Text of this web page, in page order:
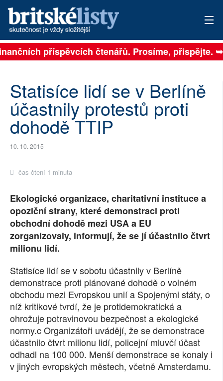
PŘIHLÁSIT
ARCHIV
ROZHOVORY
TÉMATA
PŘÍSPĚVKY NA PROVOZ
SOCIÁLNÍ SÍTĚ
PLNÁ VERZE STRÁNEK
finančních příspěvcích čtenářů. Prosíme,
Statisíce lidí se v Berlíně
účastnily protestů proti
dohodě TTIP
10. 10. 2015
čas čtení 1 minuta
Ekologické organizace, charitativní instituce a
opoziční strany, které demonstraci proti
obchodní dohodě mezi USA a EU
zorganizovaly, informují, že se jí účastnilo čtvrt
milionu lidí.
Statisíce lidí se v sobotu účastnily v Berlíně
demonstrace proti plánované dohodě o volném
obchodu mezi Evropskou unií a Spojenými státy, o
níž kritikové tvrdí, že je protidemokratická a
ohrožuje potravinovou bezpečnost a ekologické
normy.c Organizátoři uvádějí, že se demonstrace
účastnilo čtvrt milionu lidí, policejní mluvčí účast
odhadl na 100 000. Menší demonstrace se konaly i
v jiných evropských městech, včetně Amsterdamu.